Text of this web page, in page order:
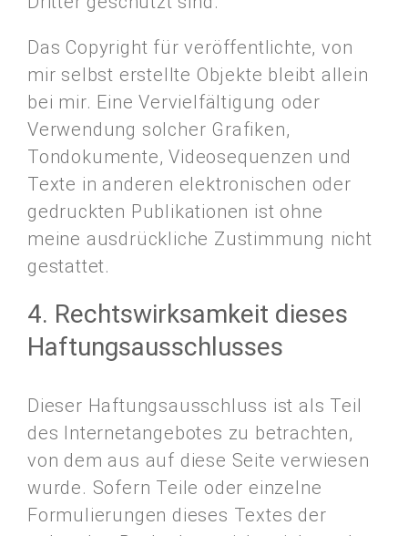
Das Copyright für veröffentlichte, von
mir selbst erstellte Objekte bleibt allein
bei mir. Eine Vervielfältigung oder
Verwendung solcher Grafiken,
Tondokumente, Videosequenzen und
Texte in anderen elektronischen oder
gedruckten Publikationen ist ohne
meine ausdrückliche Zustimmung nicht
gestattet.
4. Rechtswirksamkeit dieses
Haftungsausschlusses
Dieser Haftungsausschluss ist als Teil
des Internetangebotes zu betrachten,
von dem aus auf diese Seite verwiesen
wurde. Sofern Teile oder einzelne
Formulierungen dieses Textes der